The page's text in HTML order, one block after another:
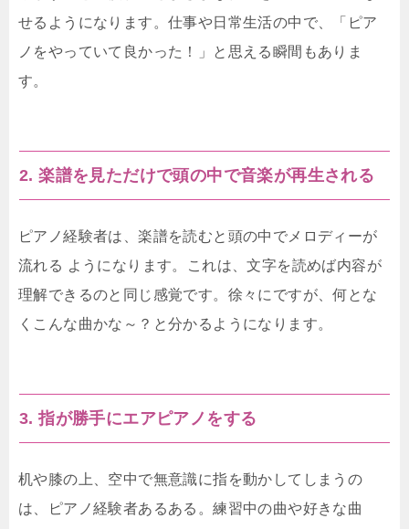
せるようになります。仕事や日常生活の中で、「ピア
ノをやっていて良かった！」と思える瞬間もありま
す。
2. 楽譜を見ただけで頭の中で音楽が再生される
ピアノ経験者は、楽譜を読むと頭の中でメロディーが
流れる ようになります。これは、文字を読めば内容が
理解できるのと同じ感覚です。徐々にですが、何とな
くこんな曲かな～？と分かるようになります。
3. 指が勝手にエアピアノをする
机や膝の上、空中で無意識に指を動かしてしまうの
は、ピアノ経験者あるある。練習中の曲や好きな曲